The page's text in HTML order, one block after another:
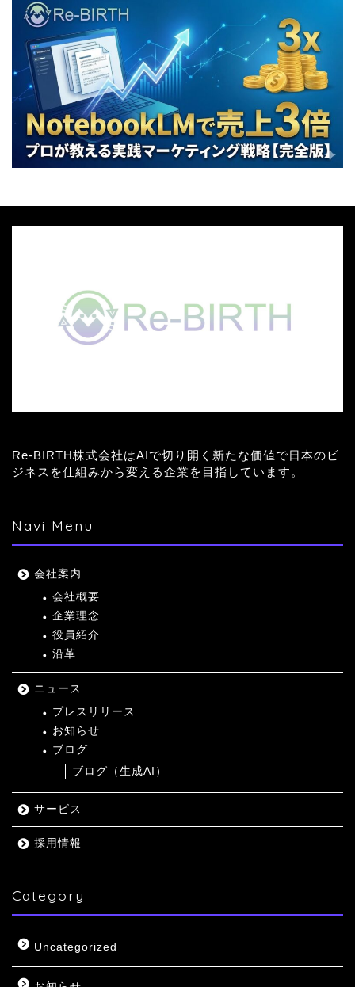
Re-BIRTH株式会社はAIで切り開く新たな価値で日本のビ
ジネスを仕組みから変える企業を目指しています。
Navi Menu
会社案内
会社概要
企業理念
役員紹介
沿革
ニュース
プレスリリース
お知らせ
ブログ
ブログ（生成AI）
サービス
採用情報
Category
Uncategorized